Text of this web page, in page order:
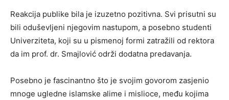
Reakcija publike bila je izuzetno pozitivna. Svi prisutni su
bili oduševljeni njegovim nastupom, a posebno studenti
Univerziteta, koji su u pismenoj formi zatražili od rektora
da im prof. dr. Smajlović održi dodatna predavanja.
Posebno je fascinantno što je svojim govorom zasjenio
mnoge ugledne islamske alime i mislioce, među kojima